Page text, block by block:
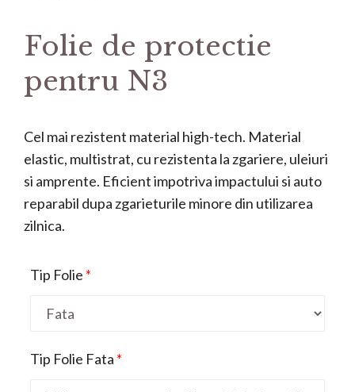
Folie de protectie
pentru N3
Cel mai rezistent material high-tech. Material
elastic, multistrat, cu rezistenta la zgariere, uleiuri
si amprente. Eficient impotriva impactului si auto
reparabil dupa zgarieturile minore din utilizarea
zilnica.
Tip Folie *
Tip Folie Fata *